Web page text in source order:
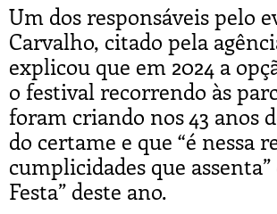
Um dos responsáveis pelo
Carvalho, citado pela
explicou que em 2024 a
o festival recorrendo às
foram criando nos 43 anos
do certame e que “é nessa
cumplicidades que assenta”
Festa” deste ano.